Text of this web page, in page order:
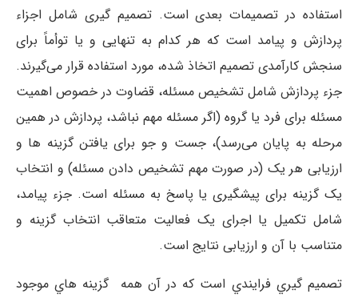
استفاده در تصمیمات بعدی است. تصمیم ‏گیری شامل اجزاء
پردازش و پیامد است که هر کدام به تنهایی و یا توأماً برای
سنجش کارآمدی تصمیم اتخاذ شده، مورد استفاده قرار می‌گیرند.
جزء پردازش شامل تشخیص مسئله، قضاوت در خصوص اهمیت
مسئله برای فرد یا گروه (اگر مسئله مهم نباشد، پردازش در همین
مرحله به پایان می‌رسد)، جست و جو برای یافتن گزینه‏ ها و
ارزیابی هر یک (در صورت مهم تشخیص دادن مسئله) و انتخاب
یک گزینه برای پیشگیری یا پاسخ به مسئله است. جزء پیامد،
شامل تکمیل یا اجرای یک فعالیت متعاقب انتخاب گزینه و
متناسب با آن و ارزیابی نتایج است.
تصميم­ گيري فرايندي است که در آن همه­ گزينه ­هاي موجود